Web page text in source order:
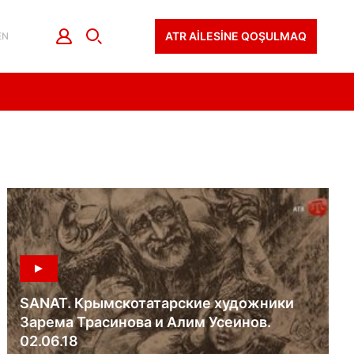
ATR AİLESİNE QOŞULMAQ
SANAT. Крымскотатарские художники
Зарема Трасинова и Алим Усеинов.
02.06.18